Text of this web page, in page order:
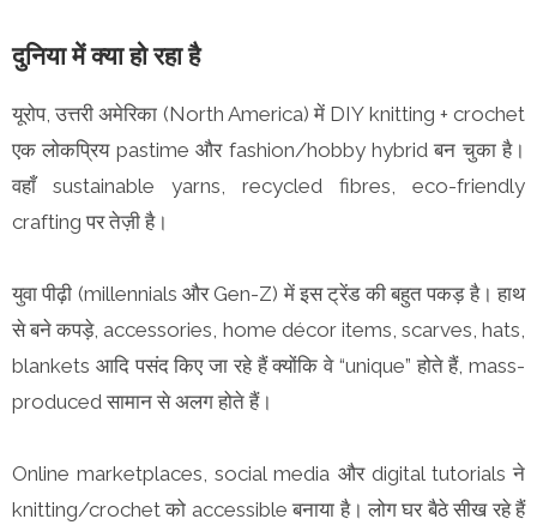
दुनिया में क्या हो रहा है
यूरोप, उत्तरी अमेरिका (North America) में DIY knitting + crochet
एक लोकप्रिय pastime और fashion/hobby hybrid बन चुका है।
वहाँ sustainable yarns, recycled fibres, eco-friendly
crafting पर तेज़ी है।
युवा पीढ़ी (millennials और Gen-Z) में इस ट्रेंड की बहुत पकड़ है। हाथ
से बने कपड़े, accessories, home décor items, scarves, hats,
blankets आदि पसंद किए जा रहे हैं क्योंकि वे “unique” होते हैं, mass-
produced सामान से अलग होते हैं।
Online marketplaces, social media और digital tutorials ने
knitting/crochet को accessible बनाया है। लोग घर बैठे सीख रहे हैं